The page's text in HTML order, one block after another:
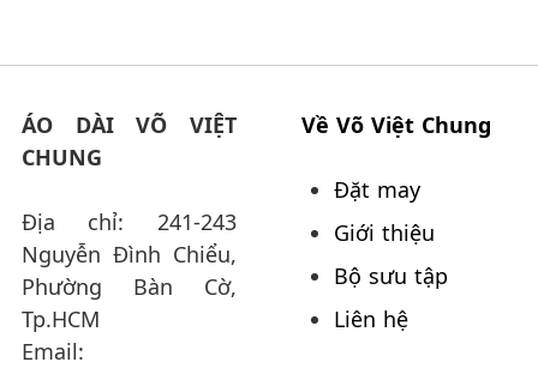
ÁO DÀI VÕ VIỆT
CHUNG
Địa chỉ: 241-243
Nguyễn Đình Chiểu,
Phường Bàn Cờ,
Tp.HCM
Email:
Về Võ Việt Chung
Đặt may
Giới thiệu
Bộ sưu tập
Liên hệ